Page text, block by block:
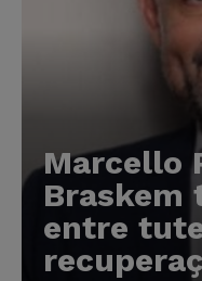
Marcello
Braskem
entre